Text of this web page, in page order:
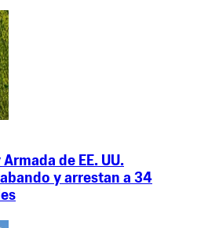
de EE. UU.
y arrestan a 34